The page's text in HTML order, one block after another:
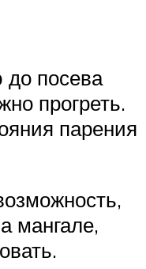
до посева
прогреть.
парения
мангале,